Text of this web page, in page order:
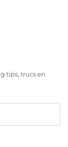
tips, trucs en